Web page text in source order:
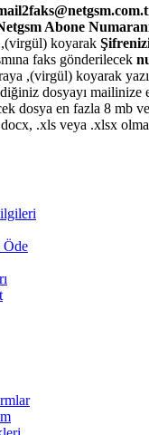
Abone
koyarak
faks gönderilecek
,(virgül) koyarak
dosyayı mailinize
dosya en fazla 8 mb
.xls veya .xlsx
Öde